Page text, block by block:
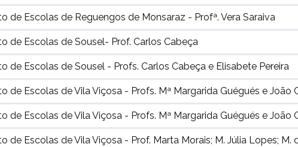
de Escolas de Reguengos de Monsaraz - Profª. Vera Saraiva
de Escolas de Sousel- Prof. Carlos Cabeça
de Escolas de Sousel - Profs. Carlos Cabeça e Elisabete Pereira
de Escolas de Vila Viçosa - Profs. Mª Margarida Guégués e João
de Escolas de Vila Viçosa - Profs. Mª Margarida Guégués e João
de Escolas de Vila Viçosa - Prof. Marta Morais; M. Júlia Lopes;